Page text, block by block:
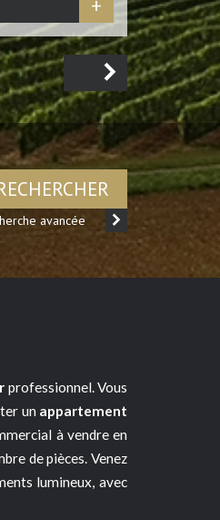
+
avancée
professionnel. Vous
un appartement
à vendre en
de pièces. Venez
lumineux, avec